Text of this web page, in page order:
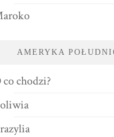
AMERYKA
co chodzi?